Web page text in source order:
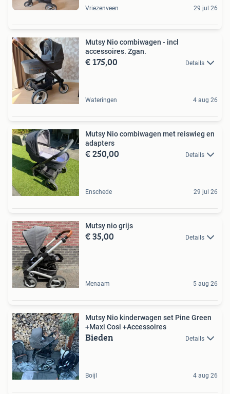
Vriezenveen 29 jul 26
Mutsy Nio combiwagen - incl
accessoires. Zgan.
€ 175,00 Details
Wateringen 4 aug 26
Mutsy Nio combiwagen met reiswieg en
adapters
€ 250,00 Details
Enschede 29 jul 26
Mutsy nio grijs
€ 35,00 Details
Menaam 5 aug 26
Mutsy Nio kinderwagen set Pine Green
+Maxi Cosi +Accessoires
Bieden Details
Boijl 4 aug 26